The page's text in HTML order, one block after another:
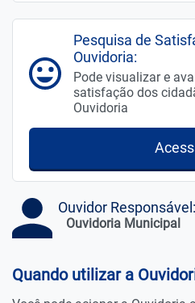
Pesquisa de
Ouvidoria:
Pode visualizar e
satisfação dos
Ouvidoria
Ouvidor Responsável:
Ouvidoria Municipal
Quando utilizar a